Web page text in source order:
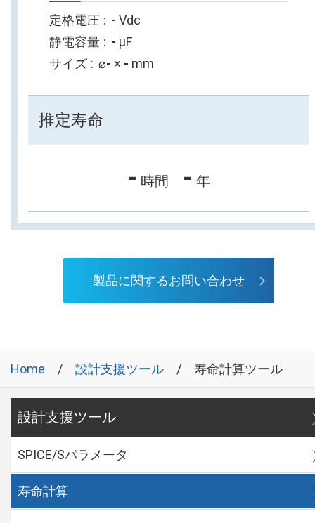
定格電圧 - Vdc
静電容量
- µF
サイズ
⌀- × - mm
推定寿命
- 時間 - 年
製品に関するお問い合わせ
Home 設計支援ツール 寿命計算ツール
設計支援ツール
SPICE/Sパラメータ
寿命計算